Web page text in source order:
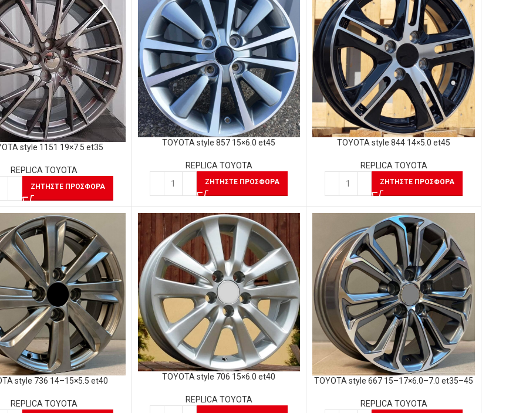
style 1151 19×7.5 et35
REPLICA TOYOTA
ΖΗΤΉΣΤΕ ΠΡΟΣΦΟΡΆ
TOYOTA style 857 15×6.0 et45
REPLICA TOYOTA
ΖΗΤΉΣΤΕ ΠΡΟΣΦΟΡΆ
TOYOTA style 844 14×5.0 et45
REPLICA TOYOTA
ΖΗΤΉΣΤΕ ΠΡΟΣΦΟΡΆ
style 736 14–15×5.5 et40
REPLICA TOYOTA
TOYOTA style 706 15×6.0 et40
REPLICA TOYOTA
TOYOTA style 667 15–17×6.0–7.0 et35–45
REPLICA TOYOTA